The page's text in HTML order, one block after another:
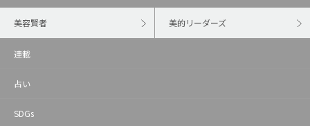
美容賢者 美的リーダーズ
連載
占い
SDGs